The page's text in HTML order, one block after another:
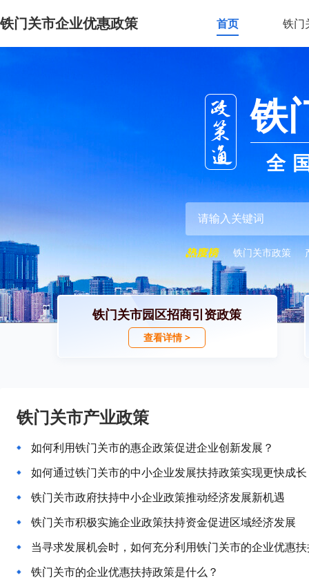
铁门关市企业优惠政策 首页 铁门
铁
全
铁门关市政策
铁门关市园区招商引资政策
查看详情 >
铁门关市产业政策
如何利用铁门关市的惠企政策促进企业创新发展？
如何通过铁门关市的中小企业发展扶持政策实现更快成
铁门关市政府扶持中小企业政策推动经济发展新机遇
铁门关市积极实施企业政策扶持资金促进区域经济发展
当寻求发展机会时，如何充分利用铁门关市的企业优惠
铁门关市的企业优惠扶持政策是什么？